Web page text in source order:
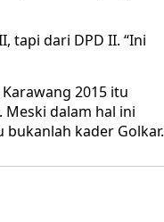
tapi dari DPD II. “Ini
2015 itu
dalam hal ini
bukanlah kader Golkar.